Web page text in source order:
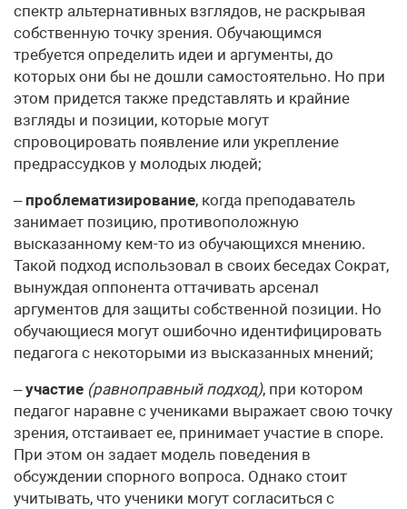
спектр альтернативных взглядов, не раскрывая
собственную точку зрения. Обучающимся
требуется определить идеи и аргументы, до
которых они бы не дошли самостоятельно. Но при
этом придется также представлять и крайние
взгляды и позиции, которые могут
спровоцировать появление или укрепление
предрассудков у молодых людей;
–проблематизирование, когда преподаватель
занимает позицию, противоположную
высказанному кем-то из обучающихся мнению.
Такой подход использовал в своих беседах Сократ,
вынуждая оппонента оттачивать арсенал
аргументов для защиты собственной позиции. Но
обучающиеся могут ошибочно идентифицировать
педагога с некоторыми из высказанных мнений;
–участие (равноправный подход), при котором
педагог наравне с учениками выражает свою точку
зрения, отстаивает ее, принимает участие в споре.
При этом он задает модель поведения в
обсуждении спорного вопроса. Однако стоит
учитывать, что ученики могут согласиться с